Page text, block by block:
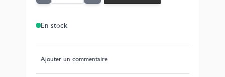
En stock
Ajouter un commentaire